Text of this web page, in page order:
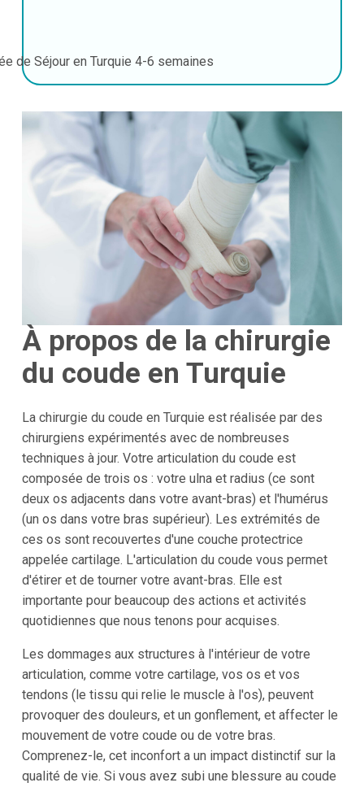
de Séjour en Turquie 4-6 semaines
À propos de la chirurgie
du coude en Turquie
La chirurgie du coude en Turquie est réalisée par des
chirurgiens expérimentés avec de nombreuses
techniques à jour. Votre articulation du coude est
composée de trois os : votre ulna et radius (ce sont
deux os adjacents dans votre avant-bras) et l'humérus
(un os dans votre bras supérieur). Les extrémités de
ces os sont recouvertes d'une couche protectrice
appelée cartilage. L'articulation du coude vous permet
d'étirer et de tourner votre avant-bras. Elle est
importante pour beaucoup des actions et activités
quotidiennes que nous tenons pour acquises.
Les dommages aux structures à l'intérieur de votre
articulation, comme votre cartilage, vos os et vos
tendons (le tissu qui relie le muscle à l'os), peuvent
provoquer des douleurs, et un gonflement, et affecter le
mouvement de votre coude ou de votre bras.
Comprenez-le, cet inconfort a un impact distinctif sur la
qualité de vie. Si vous avez subi une blessure au coude